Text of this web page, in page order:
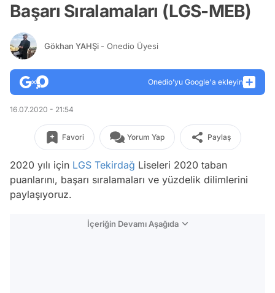
Başarı Sıralamaları (LGS-MEB)
Gökhan YAHŞi - Onedio Üyesi
Onedio’yu Google'a ekleyin
16.07.2020 - 21:54
Favori Yorum Yap Paylaş
2020 yılı için LGS Tekirdağ Liseleri 2020 taban
puanlarını, başarı sıralamaları ve yüzdelik dilimlerini
paylaşıyoruz.
İçeriğin Devamı Aşağıda